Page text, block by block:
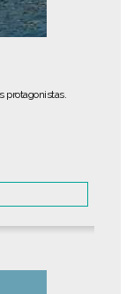
protagonistas.